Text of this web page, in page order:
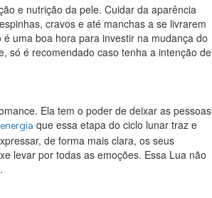
e nutrição da pele. Cuidar da aparência
cravos e até manchas a se livrarem
uma boa hora para investir na mudança do
só é recomendado caso tenha a intenção de
Ela tem o poder de deixar as pessoas
que essa etapa do ciclo lunar traz e
de forma mais clara, os seus
levar por todas as emoções. Essa Lua não